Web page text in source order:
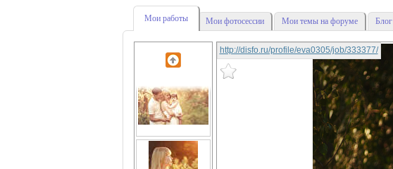
Мои работы Мои фотосессии Мои темы на форуме Блог
http://disfo.ru/profile/eva0305/job/333377/